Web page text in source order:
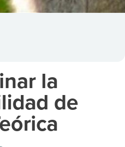
la
de